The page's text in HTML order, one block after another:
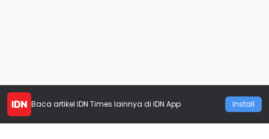
Baca artikel IDN Times lainnya di IDN App Install